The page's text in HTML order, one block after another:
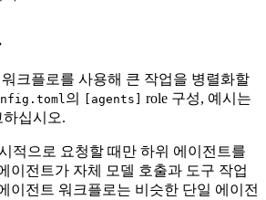
크플로를 사용해 큰 작업을 병렬화할
의 [agents]
role 구성, 예시는
하십시오.
적으로 요청할 때만 하위 에이전트를
이전트가 자체 모델 호출과 도구 작업
이전트 워크플로는 비슷한 단일 에이전